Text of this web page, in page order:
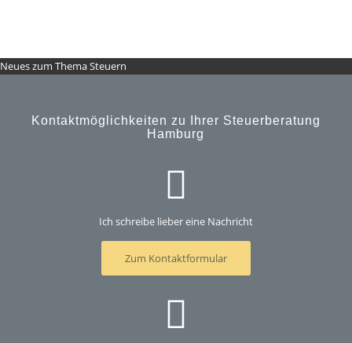
Neues zum Thema Steuern
Kontaktmöglichkeiten zu Ihrer Steuerberatung
Hamburg
Ich schreibe lieber eine Nachricht
Zum Kontaktformular